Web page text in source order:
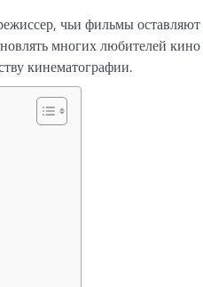
чьи фильмы оставляют
многих любителей
кинематографии.